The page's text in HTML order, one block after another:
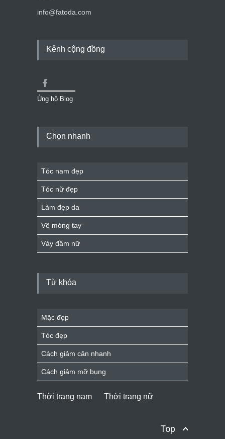
info@fatoda.com
Kênh cộng đồng
Ủng hộ Blog
Chọn nhanh
Tóc nam đẹp
Tóc nữ đẹp
Làm đẹp da
Vẽ móng tay
Váy đầm nữ
Từ khóa
Mặc đẹp
Tóc đẹp
Cách giảm cân nhanh
Cách giảm mỡ bụng
Thời trang nam Thời trang nữ
Top